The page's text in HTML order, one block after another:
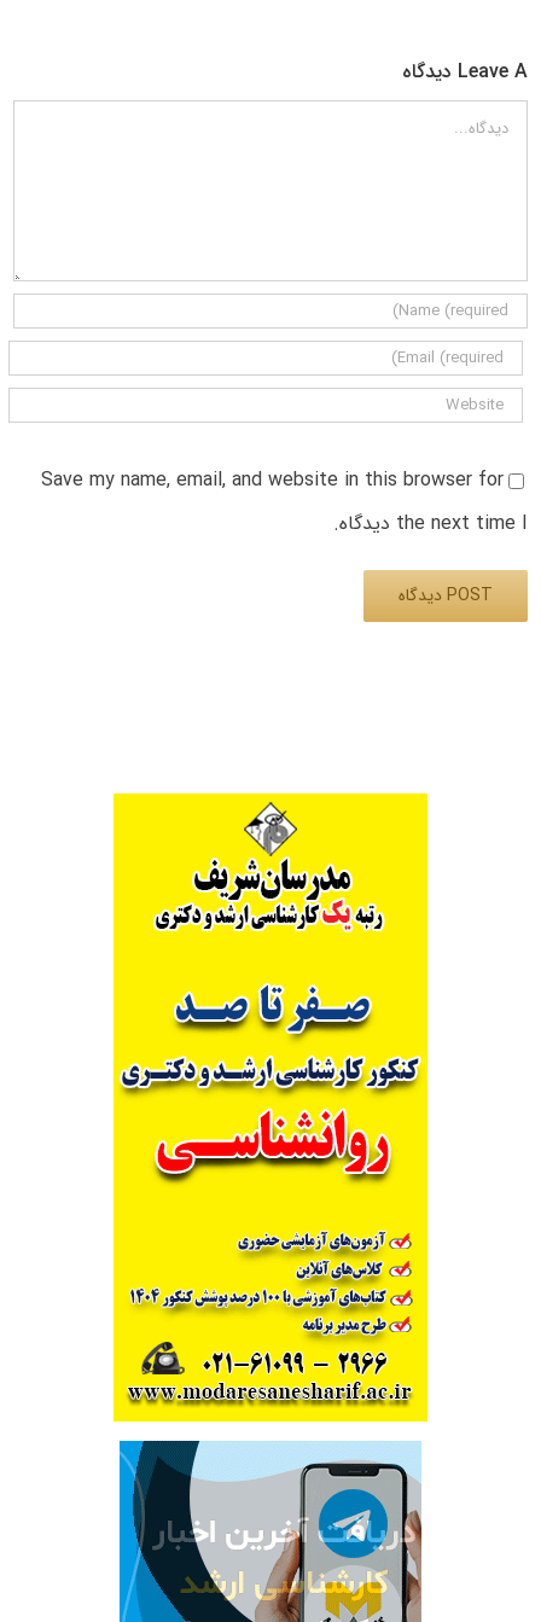
Leave A دیدگاه
دیدگاه
Save my name, email, and website in this browser for
the next time I دیدگاه.